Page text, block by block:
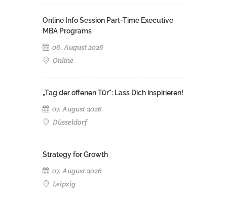
Online Info Session Part-Time Executive
MBA Programs
06. August 2026
Online
„Tag der offenen Tür": Lass Dich inspirieren!
07. August 2026
Düsseldorf
Strategy for Growth
07. August 2026
Leipzig